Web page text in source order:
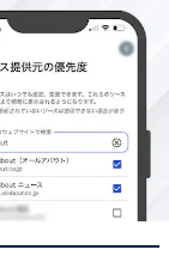
トン宮殿で
12月、チャー
が発表されま
王子の親権は
ン宮殿に住み
の一員とし